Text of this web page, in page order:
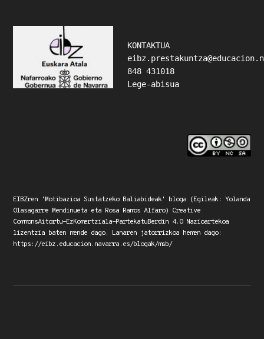
Footer
KONTAKTUA
848 431018
Lege-abisua
EIBZren 'Motibazioa Sustatzeko Baliabideak' bloga (Egileak: Yolanda
Olasagarre Mendinueta eta Rosa Ramos Alfaro) Creative
CommonsAitortu-EzKomertziala-PartekatuBerdin 4.0 Nazioartekoa
lizentzia baten mende dago. Lanaren jatorrizkoa hemen dago:
https://eibz.educacion.navarra.es/blogak/msb/